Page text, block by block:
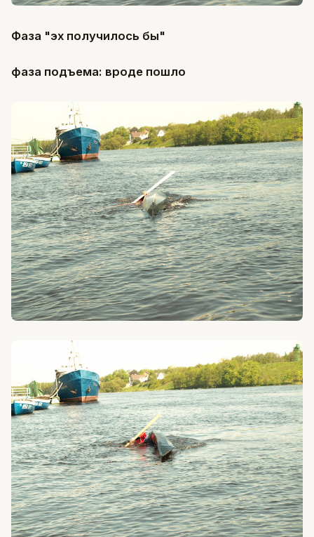
Фаза "эх получилось бы"
фаза подъема: вроде пошло